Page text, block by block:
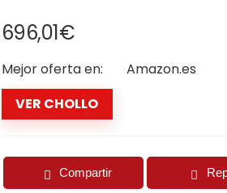
696,01€
Mejor oferta en:
Amazon.es
VER CHOLLO
Compartir